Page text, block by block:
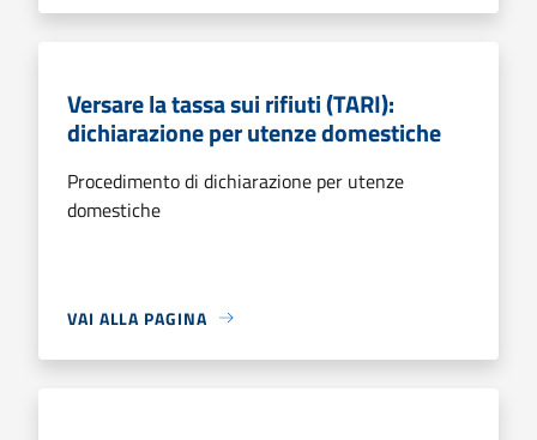
Versare la tassa sui rifiuti (TARI):
dichiarazione per utenze domestiche
Procedimento di dichiarazione per utenze
domestiche
VAI ALLA PAGINA